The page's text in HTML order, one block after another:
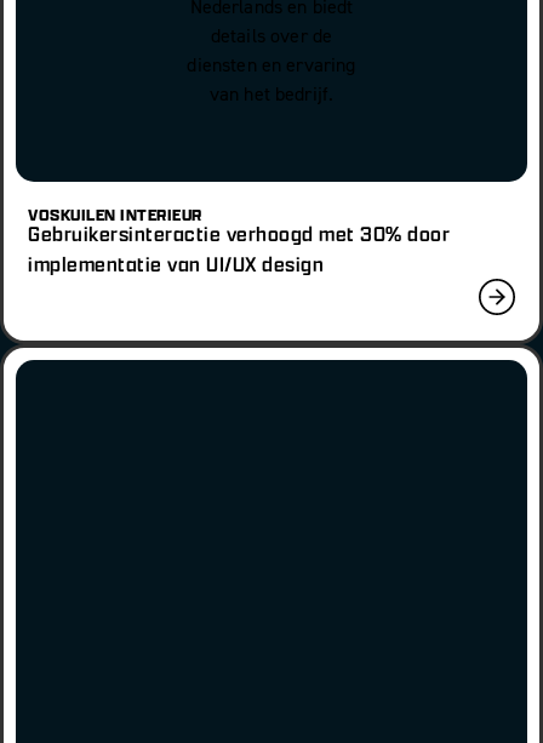
VOSKUILEN INTERIEUR
Gebruikersinteractie verhoogd met 30% door
implementatie van UI/UX design